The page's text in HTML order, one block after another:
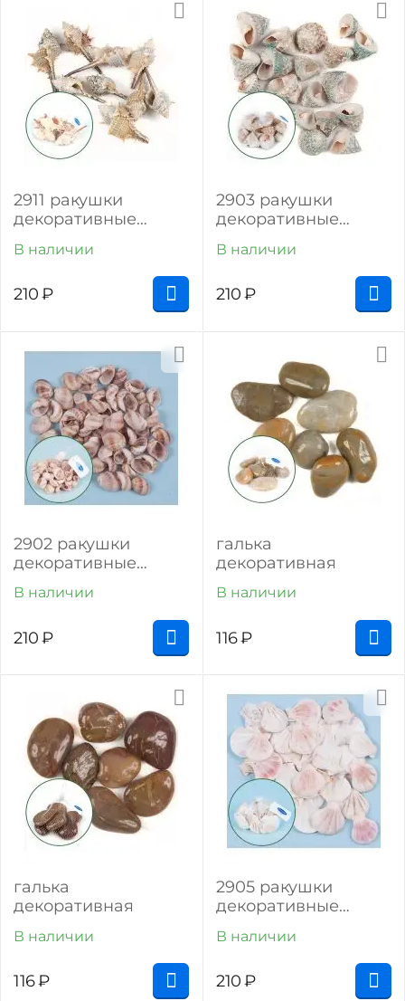
2911 ракушки
декоративные
В наличии
210₽
2903 ракушки
декоративные
В наличии
210₽
2902 ракушки
декоративные
сейшелы (100 г)
В наличии
210₽
галька
декоративная
В наличии
116₽
галька
декоративная
В наличии
116₽
2905 ракушки
декоративные
В наличии
210₽